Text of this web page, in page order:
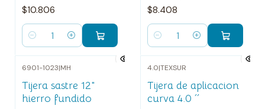
$10.806
Cantidad
$8.408
Cantidad
6901-1023|MH
Tijera sastre 12"
hierro fundido
4.0|TEXSUR
Tijera de aplicacion
curva 4.0 ´´